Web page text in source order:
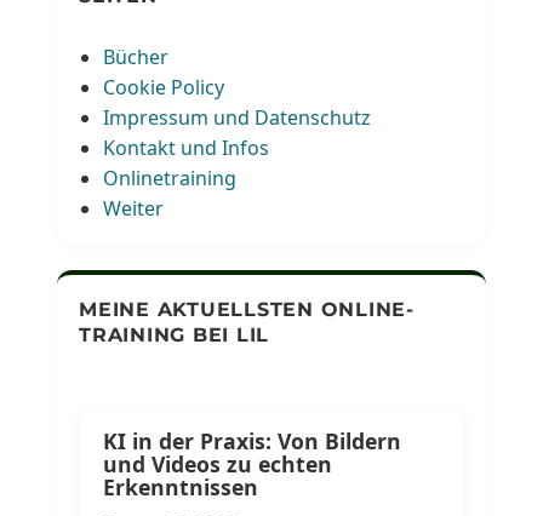
Bücher
Cookie Policy
Impressum und Datenschutz
Kontakt und Infos
Onlinetraining
Weiter
MEINE AKTUELLSTEN ONLINE-
TRAINING BEI LIL
KI in der Praxis: Von Bildern
und Videos zu echten
Erkenntnissen